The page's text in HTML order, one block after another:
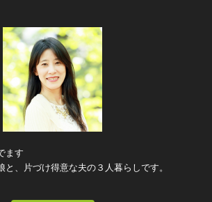
ます
、片づけ得意な夫の３人暮らしです。